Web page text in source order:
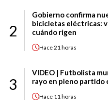
2
Gobierno confirma
bicicletas eléctricas:
cuándo rigen
Hace21 horas
3
VIDEO | Futbolista
rayo en pleno partido
Hace 11 horas